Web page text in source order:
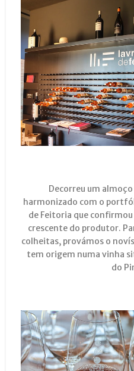
Decorreu um
harmonizado com o
de Feitoria que
crescente do produtor.
colheitas, provámos o
tem origem numa vinha
do